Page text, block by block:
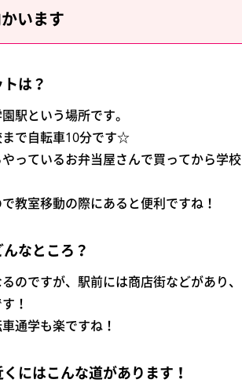
います
は？
駅という場所です。
で自転車10分です☆
っているお弁当屋さんで買ってから学校
教室移動の際にあると便利ですね！
なところ？
のですが、駅前には商店街などがあり、
！
通学も楽ですね！
にはこんな道があります！